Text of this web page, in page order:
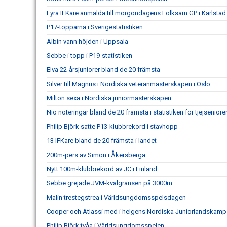
Fyra IFKare anmälda till morgondagens Folksam GP i Karlstad
P17-topparna i Sverigestatistiken
Albin vann höjden i Uppsala
Sebbe i topp i P19-statistiken
Elva 22-årsjuniorer bland de 20 främsta
Silver till Magnus i Nordiska veteranmästerskapen i Oslo
Milton sexa i Nordiska juniormästerskapen
Nio noteringar bland de 20 främsta i statistiken för
Philip Björk satte P13-klubbrekord i stavhopp
13 IFKare bland de 20 främsta i landet
200m-pers av Simon i Åkersberga
Nytt 100m-klubbrekord av JC i Finland
Sebbe grejade JVM-kvalgränsen på 3000m
Malin trestegstrea i Världsungdomsspelsdagen
Cooper och Atlassi med i helgens Nordiska Juniorlandskamp